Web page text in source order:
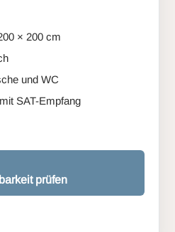
× 200 cm
und WC
SAT-Empfang
prüfen